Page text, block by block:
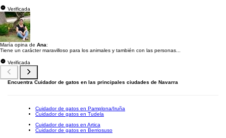
Verificada
María opina de Ana:
Tiene un carácter maravilloso para los animales y también con las personas...
Verificada
Encuentra Cuidador de gatos en las principales ciudades de Navarra
Cuidador de gatos en Pamplona/Iruña
Cuidador de gatos en Tudela
Cuidador de gatos en Artica
Cuidador de gatos en Berriosuso